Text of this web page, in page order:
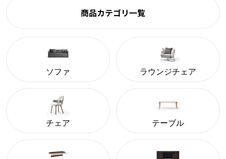
商品カテゴリ一覧
ソファ ラウンジチェア
チェア テーブル